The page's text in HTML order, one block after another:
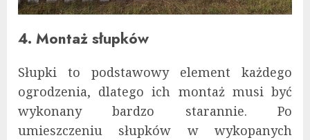
4. Montaż słupków
Słupki to podstawowy element każdego
ogrodzenia, dlatego ich montaż musi być
wykonany bardzo starannie. Po
umieszczeniu słupków w wykopanych